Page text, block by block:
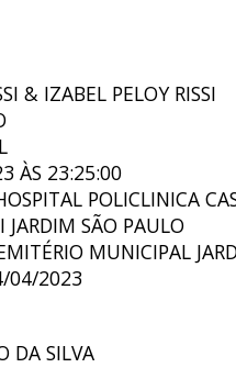
& IZABEL PELOY RISSI
ÀS 23:25:00
POLICLINICA
SÃO PAULO
MUNICIPAL
04/2023
DA SILVA